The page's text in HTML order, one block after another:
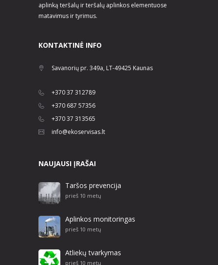
aplinką teršalų ir teršalų aplinkos elementuose
matavimus ir tyrimus.
KONTAKTINĖ INFO
Savanorių pr. 349a, LT-49425 Kaunas
+370 37 312789
+370 687 57356
+370 37 313565
info@ekoservisas.lt
NAUJAUSI ĮRAŠAI
Taršos prevencija
prieš 10 metų
Aplinkos monitoringas
prieš 10 metų
Atliekų tvarkymas
prieš 10 metų